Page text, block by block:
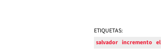
ETIQUETAS:
salvador incremento el